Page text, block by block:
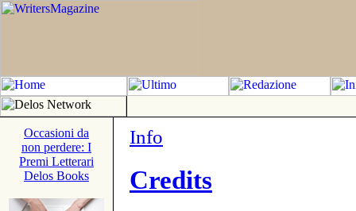
Occasioni da
non perdere: I
Premi Letterari
Delos Books
Info
Credits